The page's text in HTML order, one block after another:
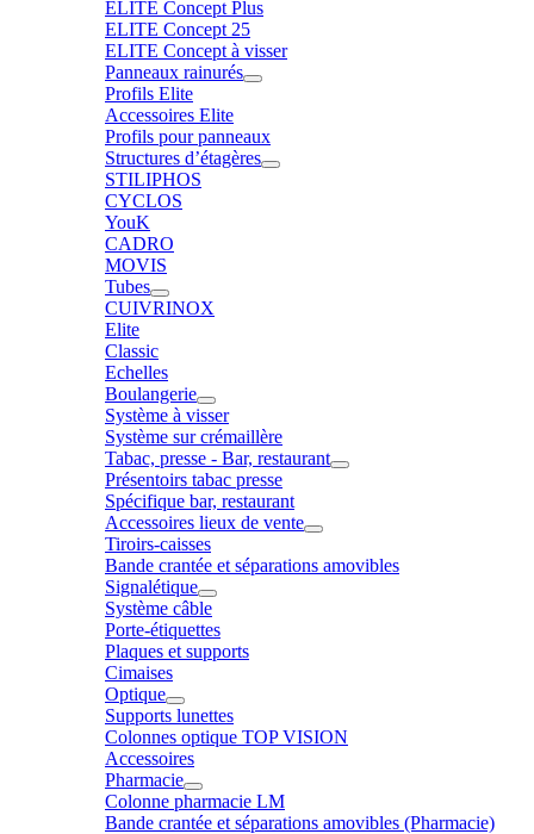
ELITE Concept Plus
ELITE Concept 25
ELITE Concept à visser
Panneaux rainurés
Profils Elite
Accessoires Elite
Profils pour panneaux
Structures d’étagères
STILIPHOS
CYCLOS
YouK
CADRO
MOVIS
Tubes
CUIVRINOX
Elite
Classic
Echelles
Boulangerie
Système à visser
Système sur crémaillère
Tabac, presse - Bar, restaurant
Présentoirs tabac presse
Spécifique bar, restaurant
Accessoires lieux de vente
Tiroirs-caisses
Bande crantée et séparations amovibles
Signalétique
Système câble
Porte-étiquettes
Plaques et supports
Cimaises
Optique
Supports lunettes
Colonnes optique TOP VISION
Accessoires
Pharmacie
Colonne pharmacie LM
Bande crantée et séparations amovibles (Pharmacie)